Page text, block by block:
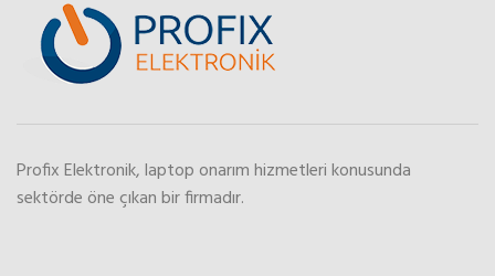
Profix Elektronik, laptop onarım hizmetleri konusunda
sektörde öne çıkan bir firmadır.